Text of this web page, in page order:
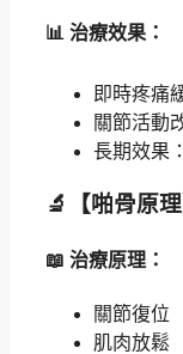
📊 治療效果：
即時疼痛
關節活動
長期效果
🔬【啪骨原
📖 治療原理：
關節復位
肌肉放鬆